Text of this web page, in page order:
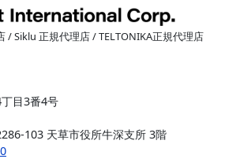
/ Siklu 正規代理店 / TELTONIKA正規代理店
目3番4号
103 天草市役所牛深支所 3階